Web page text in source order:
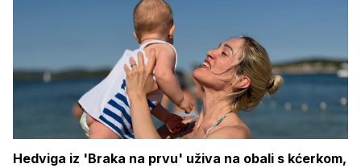
Hedviga iz 'Braka na prvu' uživa na obali s kćerkom,